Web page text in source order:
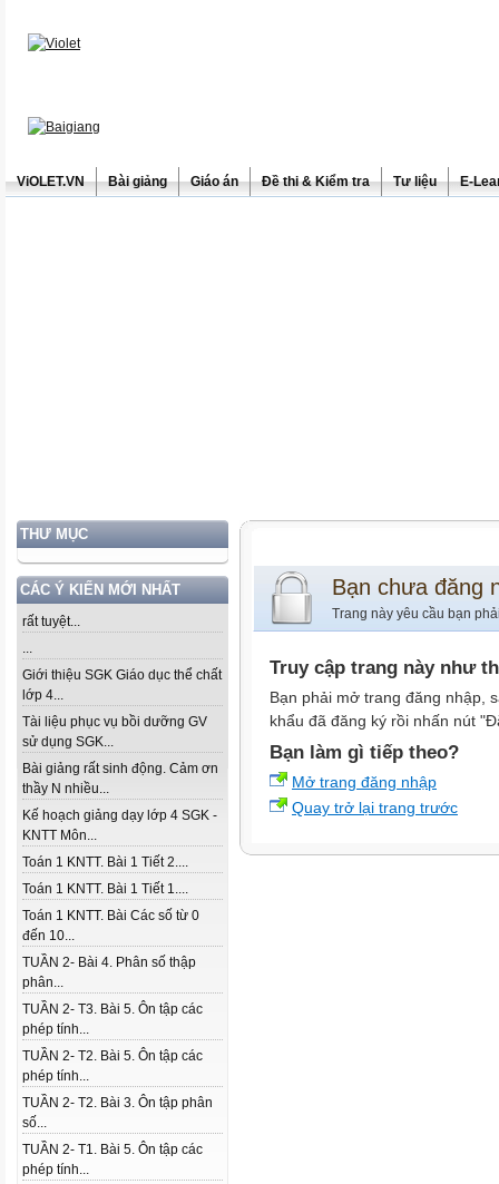
ViOLET.VN Bài giảng Giáo án Đề thi & Kiểm tra Tư liệu E-
THƯ MỤC
CÁC Ý KIẾN MỚI NHẤT
rất tuyệt...
...
Giới thiệu SGK Giáo dục thể chất
lớp 4...
Tài liệu phục vụ bồi dưỡng GV
sử dụng SGK...
Bài giảng rất sinh động. Cảm ơn
thầy N nhiều...
Kế hoạch giảng dạy lớp 4 SGK -
KNTT Môn...
Toán 1 KNTT. Bài 1 Tiết 2....
Toán 1 KNTT. Bài 1 Tiết 1....
Toán 1 KNTT. Bài Các số từ 0
đến 10...
TUẦN 2- Bài 4. Phân số thập
phân...
TUẦN 2- T3. Bài 5. Ôn tập các
phép tính...
TUẦN 2- T2. Bài 5. Ôn tập các
phép tính...
TUẦN 2- T2. Bài 3. Ôn tập phân
số...
TUẦN 2- T1. Bài 5. Ôn tập các
phép tính...
Bạn chưa đăng
Trang này yêu cầu bạn
Truy cập trang này như
Bạn phải mở trang đăng nhập,
khẩu đã đăng ký rồi nhấn nút
Bạn làm gì tiếp theo?
Mở trang đăng nhập
Quay trở lại trang trước